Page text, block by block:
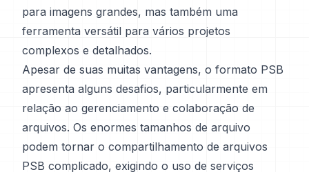
para imagens grandes, mas também uma
ferramenta versátil para vários projetos
complexos e detalhados.
Apesar de suas muitas vantagens, o formato PSB
apresenta alguns desafios, particularmente em
relação ao gerenciamento e colaboração de
arquivos. Os enormes tamanhos de arquivo
podem tornar o compartilhamento de arquivos
PSB complicado, exigindo o uso de serviços